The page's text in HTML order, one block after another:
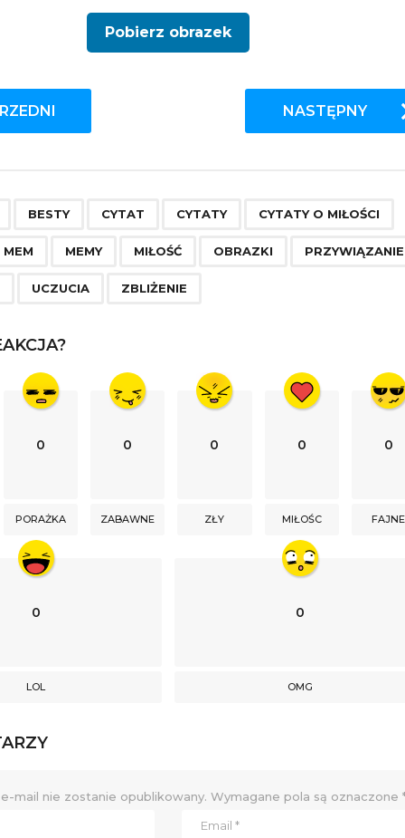
Pobierz obrazek
NASTĘPNY
BESTY CYTAT CYTATY CYTATY O MIŁOŚCI
MEM MEMY MIŁOŚĆ OBRAZKI PRZYWIĄZANIE
UCZUCIA ZBLIŻENIE
0
PORAŻKA
0
ZABAWNE
0
ZŁY
0
MIŁOŚC
0
FAJNE
0
LOL
0
OMG
mail nie zostanie opublikowany. Wymagane pola są oznaczone